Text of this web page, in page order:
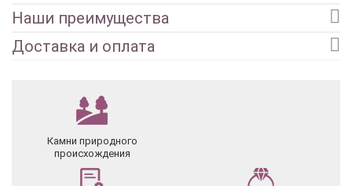
Наши преимущества
Доставка и оплата
Камни природного
происхождения